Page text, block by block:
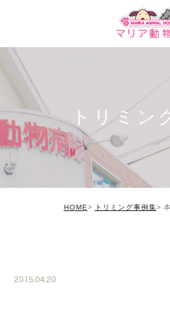
トリミン
HOME トリミング事例集
2015.04.20